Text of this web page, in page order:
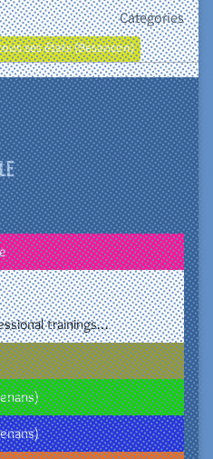
Categories
ses états (Besançon)
trainings…